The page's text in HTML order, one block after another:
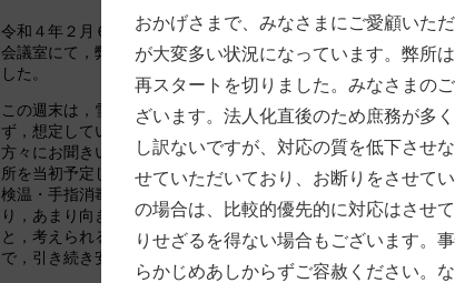
令和４年２月６日（日）午前１０時４５分～午前１１時４５分
会議室にて，弊所主催の「もう失敗しない！遺言・相続対策セ
した。
この週末は，雪まで降るような寒さの強い週末になりましたが
ず，想定していた人数をはるかに超える参加者にお集まりいただ
方々にお聞きいただきました。いつまでも学ぼうとする姿勢に
所を当初予定していた小会議室から中会議室へと変更したり，
検温・手指消毒を実施したり，ソーシャルディスタンスを保つよ
り，あまり向き合わないですむような配置にしたり，パーテー
と，考えられるコロナ対策はバッチリ行ったつもりです。今後
で，引き続き安心してご参加いただければと思っています。
おかげさまで、みなさまにご愛顧いた
が大変多い状況になっています。弊所
再スタートを切りました。みなさまの
ざいます。法人化直後のため庶務が多
し訳ないですが、対応の質を低下させ
せていただいており、お断りをさせて
の場合は、比較的優先的に対応はさせ
りせざるを得ない場合もございます。
らかじめあしからずご容赦ください。